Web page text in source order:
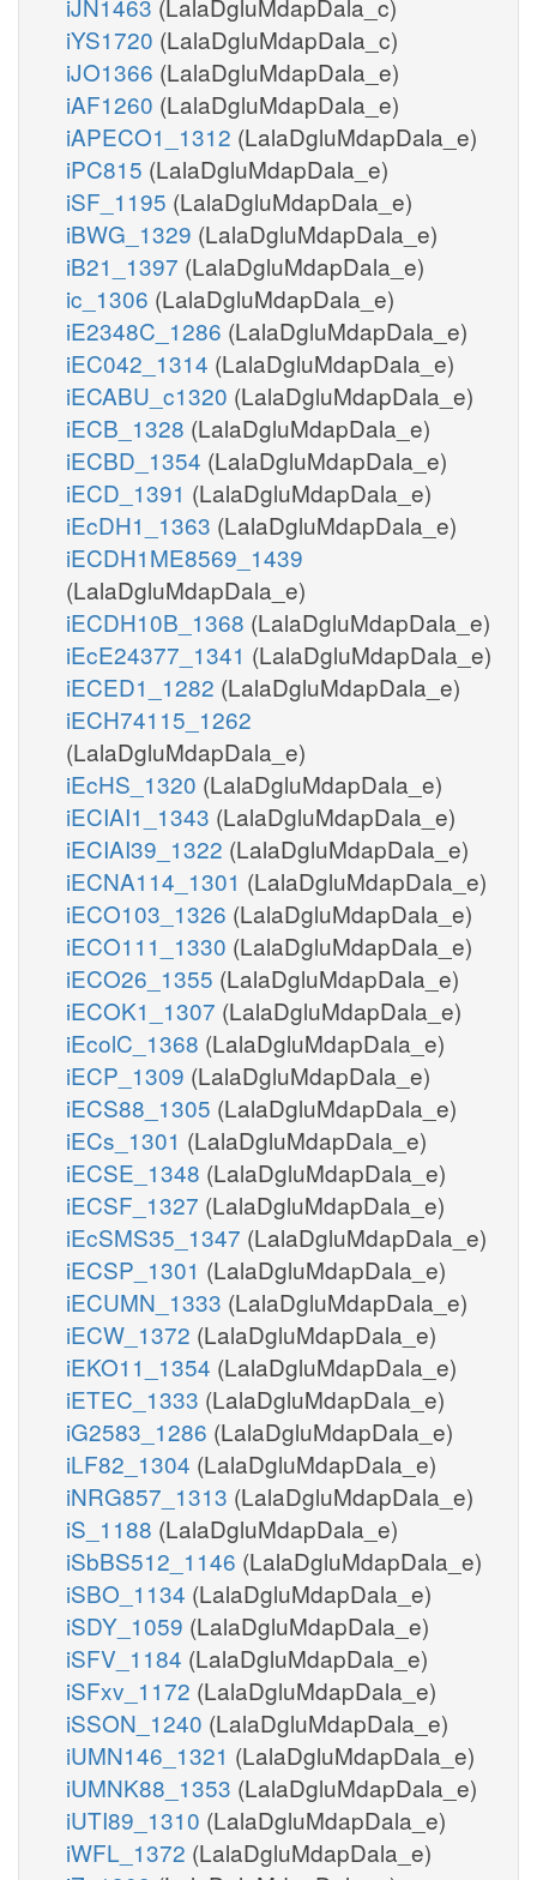
iYS1720 (LalaDgluMdapDala_c)
iJO1366 (LalaDgluMdapDala_e)
iAF1260 (LalaDgluMdapDala_e)
iAPECO1_1312 (LalaDgluMdapDala_e)
iPC815 (LalaDgluMdapDala_e)
iSF_1195 (LalaDgluMdapDala_e)
iBWG_1329 (LalaDgluMdapDala_e)
iB21_1397 (LalaDgluMdapDala_e)
ic_1306 (LalaDgluMdapDala_e)
iE2348C_1286 (LalaDgluMdapDala_e)
iEC042_1314 (LalaDgluMdapDala_e)
iECABU_c1320 (LalaDgluMdapDala_e)
iECB_1328 (LalaDgluMdapDala_e)
iECBD_1354 (LalaDgluMdapDala_e)
iECD_1391 (LalaDgluMdapDala_e)
iEcDH1_1363 (LalaDgluMdapDala_e)
iECDH1ME8569_1439
(LalaDgluMdapDala_e)
iECDH10B_1368 (LalaDgluMdapDala_e)
iEcE24377_1341 (LalaDgluMdapDala_e)
iECED1_1282 (LalaDgluMdapDala_e)
iECH74115_1262
(LalaDgluMdapDala_e)
iEcHS_1320 (LalaDgluMdapDala_e)
iECIAI1_1343 (LalaDgluMdapDala_e)
iECIAI39_1322 (LalaDgluMdapDala_e)
iECNA114_1301 (LalaDgluMdapDala_e)
iECO103_1326 (LalaDgluMdapDala_e)
iECO111_1330 (LalaDgluMdapDala_e)
iECO26_1355 (LalaDgluMdapDala_e)
iECOK1_1307 (LalaDgluMdapDala_e)
iEcolC_1368 (LalaDgluMdapDala_e)
iECP_1309 (LalaDgluMdapDala_e)
iECS88_1305 (LalaDgluMdapDala_e)
iECs_1301 (LalaDgluMdapDala_e)
iECSE_1348 (LalaDgluMdapDala_e)
iECSF_1327 (LalaDgluMdapDala_e)
iEcSMS35_1347 (LalaDgluMdapDala_e)
iECSP_1301 (LalaDgluMdapDala_e)
iECUMN_1333 (LalaDgluMdapDala_e)
iECW_1372 (LalaDgluMdapDala_e)
iEKO11_1354 (LalaDgluMdapDala_e)
iETEC_1333 (LalaDgluMdapDala_e)
iG2583_1286 (LalaDgluMdapDala_e)
iLF82_1304 (LalaDgluMdapDala_e)
iNRG857_1313 (LalaDgluMdapDala_e)
iS_1188 (LalaDgluMdapDala_e)
iSbBS512_1146 (LalaDgluMdapDala_e)
iSBO_1134 (LalaDgluMdapDala_e)
iSDY_1059 (LalaDgluMdapDala_e)
iSFV_1184 (LalaDgluMdapDala_e)
iSFxv_1172 (LalaDgluMdapDala_e)
iSSON_1240 (LalaDgluMdapDala_e)
iUMN146_1321 (LalaDgluMdapDala_e)
iUMNK88_1353 (LalaDgluMdapDala_e)
iUTI89_1310 (LalaDgluMdapDala_e)
iWFL_1372 (LalaDgluMdapDala_e)